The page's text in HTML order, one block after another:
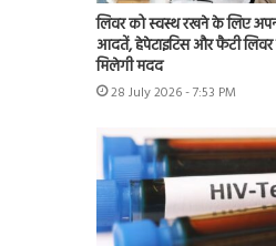
लिवर को स्वस्थ रखने के लिए
आदतें, हेपेटाइटिस और फैटी
मिलेगी मदद
28 July 2026 - 7:53 PM